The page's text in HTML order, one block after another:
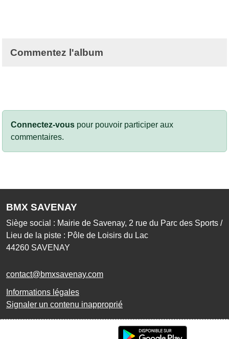
Commentez l'album
Connectez-vous pour pouvoir participer aux
commentaires.
BMX SAVENAY
Siège social : Mairie de Savenay, 2 rue du Parc des Sports /
Lieu de la piste : Pôle de Loisirs du Lac
44260 SAVENAY
contact@bmxsavenay.com
Informations légales
Signaler un contenu inapproprié